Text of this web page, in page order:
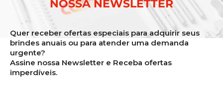
NOSSA NEWSLETTER
Quer receber ofertas especiais para adquirir seus
brindes anuais ou para atender uma demanda
urgente?
Assine nossa Newsletter e Receba ofertas
imperdíveis.